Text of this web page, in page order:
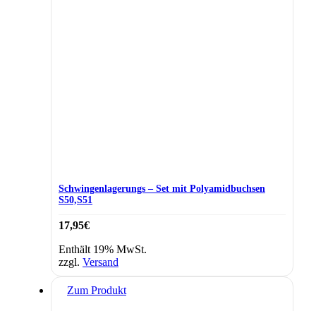
Schwingenlagerungs – Set mit Polyamidbuchsen
S50,S51
17,95€
Enthält 19% MwSt.
zzgl. Versand
Zum Produkt